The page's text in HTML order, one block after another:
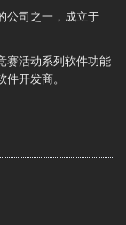
公司之一，成立于
赛活动系列软件功能
开发商。